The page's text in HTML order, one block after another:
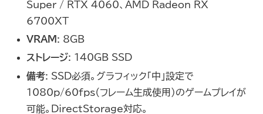
Super / RTX 4060、AMD Radeon RX
6700XT
VRAM : 8GB
ストレージ: 140GB SSD
備考: SSD必須。グラフィック「中」設定で
1080p/60fps（フレーム生成使用）のゲームプレイが
可能。DirectStorage対応。